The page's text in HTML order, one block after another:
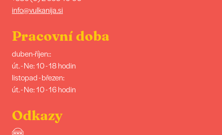
info@vulkanija.si
Pracovní doba
duben-říjen::
út. - Ne: 10 - 18 hodin
listopad - březen:
út. - Ne: 10 - 16 hodin
Odkazy